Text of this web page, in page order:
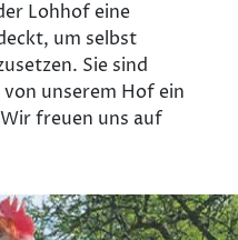
Lohhof eine
um selbst
Sie sind
unserem Hof ein
freuen uns auf